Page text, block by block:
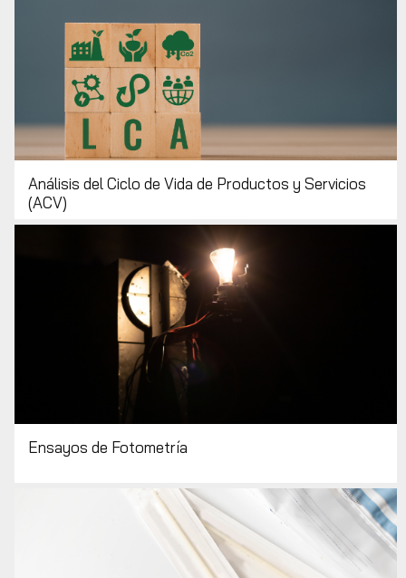
Análisis del Ciclo de Vida de Productos y Servicios
(ACV)
Ensayos de Fotometría